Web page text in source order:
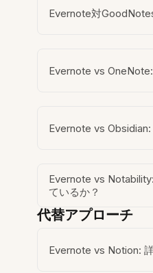
Evernote対
Evernote vs
Evernote vs
Evernote vs
ているか？
代替アプローチ
Evernote vs Notion: